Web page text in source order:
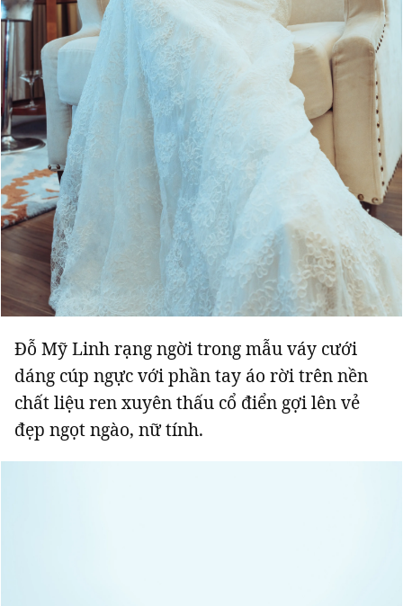
Đỗ Mỹ Linh rạng ngời trong mẫu váy cưới
dáng cúp ngực với phần tay áo rời trên nền
chất liệu ren xuyên thấu cổ điển gợi lên vẻ
đẹp ngọt ngào, nữ tính.